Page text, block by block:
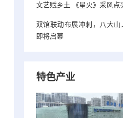
文艺赋乡土 《星火》采风点
双馆联动布展冲刺，八大
即将启幕
特色产业